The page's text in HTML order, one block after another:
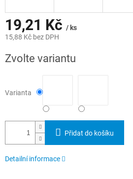
19,21 Kč / ks
15,88 Kč bez DPH
cena:
Zvolte variantu
Varianta
Přidat do košíku
Detailní informace